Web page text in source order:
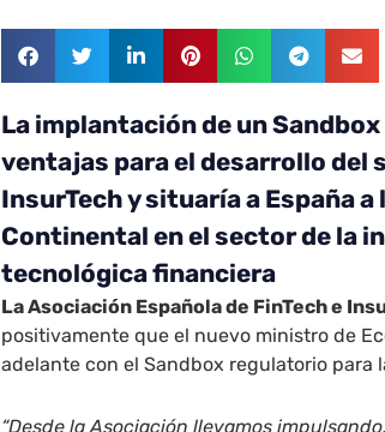
La implantación de un
ventajas para el desarrollo del
InsurTech y situaría a España a
Continental en el sector de la
tecnológica financiera
La Asociación Española de FinTech e
positivamente que el nuevo ministro de
adelante con el Sandbox regulatorio para
“Desde la Asociación llevamos